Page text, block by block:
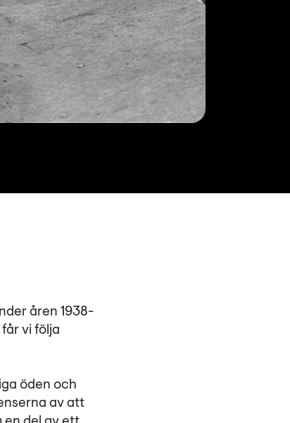
åren 1938-
vi följa
öden och
av att